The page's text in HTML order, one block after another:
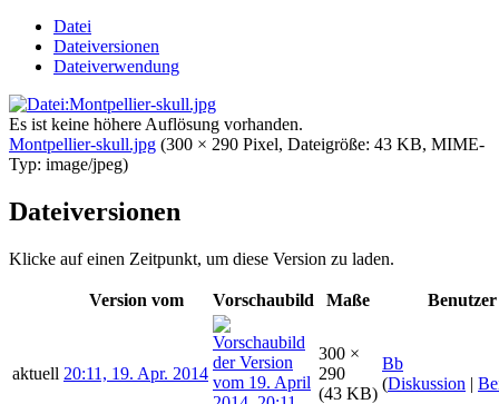
Datei
Dateiversionen
Dateiverwendung
Es ist keine höhere Auflösung vorhanden.
Montpellier-skull.jpg (300 × 290 Pixel, Dateigröße: 43 KB, MIME-
Typ: image/jpeg)
Dateiversionen
Klicke auf einen Zeitpunkt, um diese Version zu laden.
Version vom Vorschaubild Maße Benutzer
aktuell 20:11, 19. Apr. 2014
300 ×
290
(43 KB)
Bb
(Diskussion |